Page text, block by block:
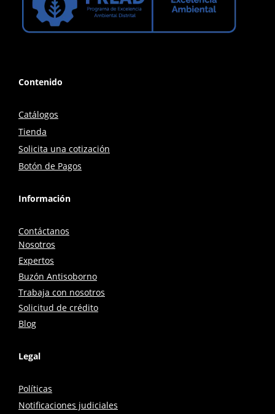
Contenido
Catálogos
Tienda
Solicita una cotización
Botón de Pagos
Información
Contáctanos
Nosotros
Expertos
Buzón Antisoborno
Trabaja con nosotros
Solicitud de crédito
Blog
Legal
Políticas
Notificaciones judiciales